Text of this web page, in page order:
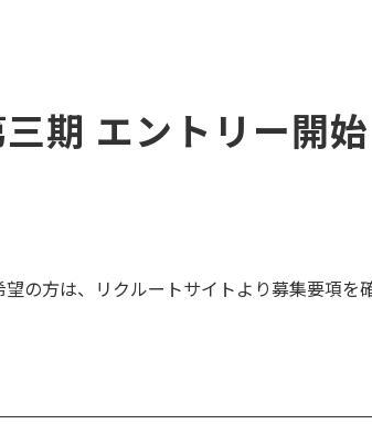
期 エントリー開始
の方は、リクルートサイトより募集要項を